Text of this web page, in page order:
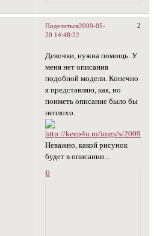
Поделиться 2
2009-05-
20 14:48:22
Девочки, нужна помощь. У
меня нет описания
подобной модели. Конечно
я представляю, как, но
поиметь описание было бы
неплохо.
Неважно, какой рисунок
будет в описании...
0